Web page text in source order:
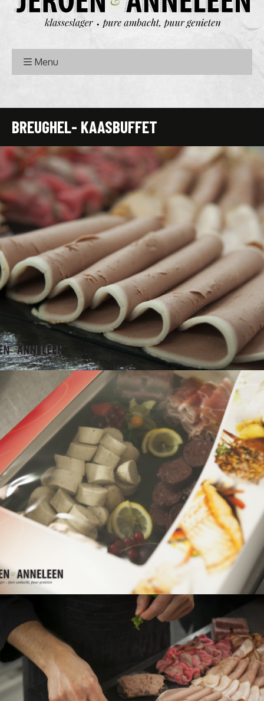
Menu
BREUGHEL- KAASBUFFET